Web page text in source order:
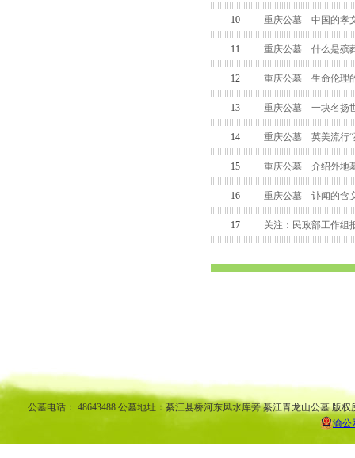
10 重庆公墓 中国的孝
11 重庆公墓 什么是殡
12 重庆公墓 生命伦理
13 重庆公墓 一块名扬
14 重庆公墓 英美流行“
15 重庆公墓 介绍外地
16 重庆公墓 讣闻的含
17 关注：民政部工作组
公墓电话： 48643488 公墓地址：綦江县桥河东风水库旁 綦江青龙山公墓 版
渝公